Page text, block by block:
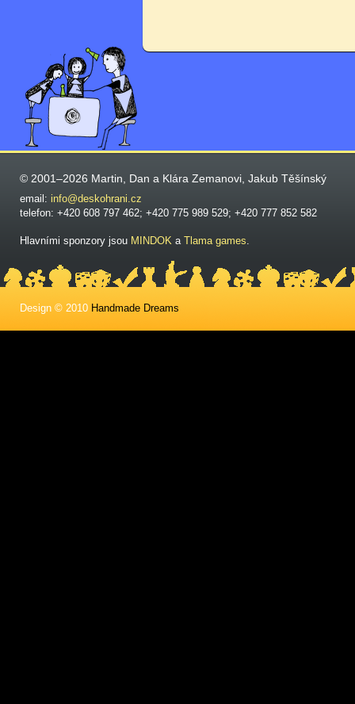
© 2001–2026 Martin, Dan a Klára Zemanovi, Jakub Těšínský
email: info@deskohrani.cz
telefon: +420 608 797 462; +420 775 989 529; +420 777 852 582
Hlavními sponzory jsou MINDOK a Tlama games.
Design © 2010 Handmade Dreams